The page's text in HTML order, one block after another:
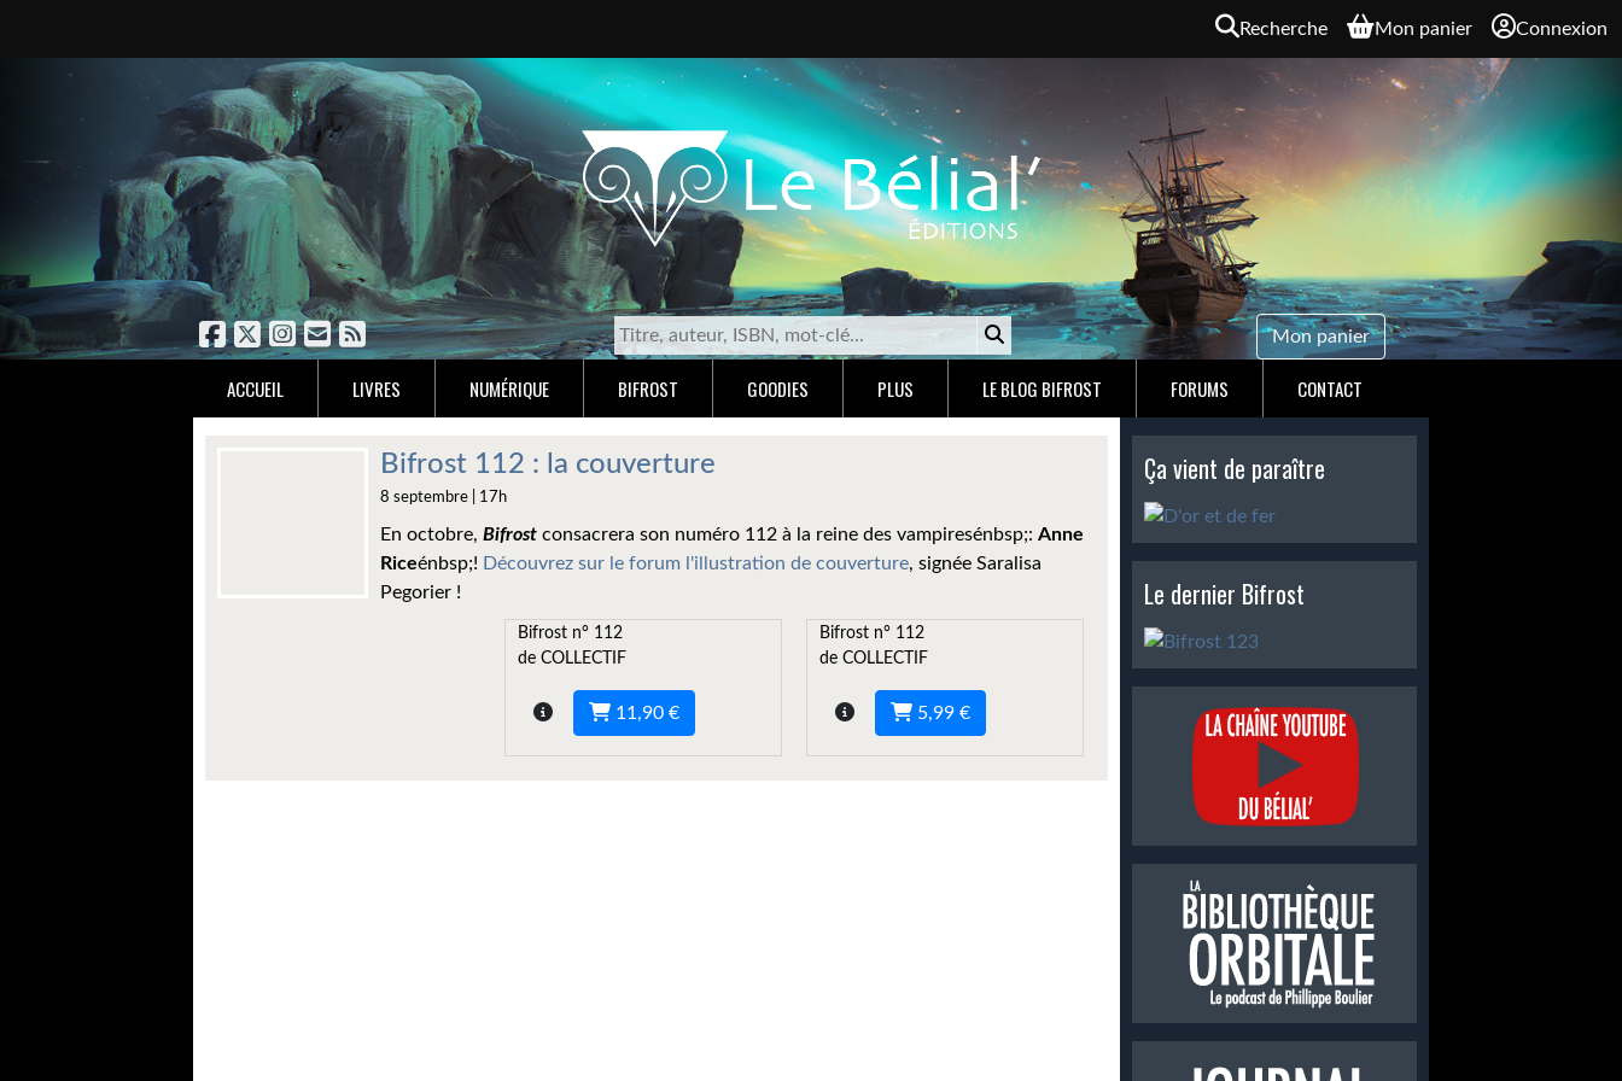
Recherche Mon panier Connexion
Mon panier
ACCUEIL LIVRES NUMÉRIQUE BIFROST GOODIES PLUS LE BLOG BIFROST FORUMS CONTACT
Bifrost 112 : la couverture
8 septembre | 17h
En octobre, Bifrost consacrera son numéro 112 à la reine des vampiresénbsp;: Anne
Riceénbsp;! Découvrez sur le forum l'illustration de couverture, signée Saralisa
Pegorier !
Bifrost n° 112
de COLLECTIF
11,90 €
Bifrost n° 112
de COLLECTIF
5,99 €
Ça vient de paraître
Le dernier Bifrost